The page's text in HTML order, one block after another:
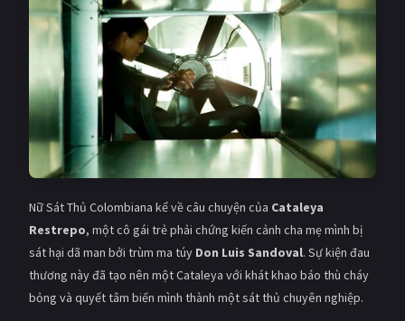
Giật gân Gia đình
Bí ẩn Lịch sử
Viễn Tây Tiểu sử
GameShow DramaTV
QUỐC GIA
Âu - Mỹ Trung Quốc - Hồng Kông
Hàn Quốc Nhật Bản
Ấn Độ Việt Nam
Nữ Sát Thủ Colombiana kể về câu chuyện của Cataleya
Restrepo, một cô gái trẻ phải chứng kiến cảnh cha mẹ mình bị
sát hại dã man bởi trùm ma túy Don Luis Sandoval. Sự kiện đau
thương này đã tạo nên một Cataleya với khát khao báo thù cháy
bỏng và quyết tâm biến mình thành một sát thủ chuyên nghiệp.